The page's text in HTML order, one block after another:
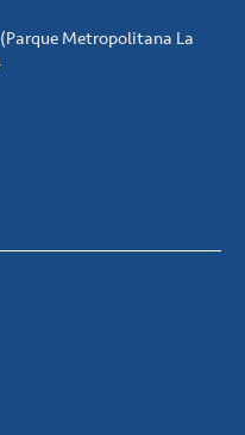
Metropolitana La